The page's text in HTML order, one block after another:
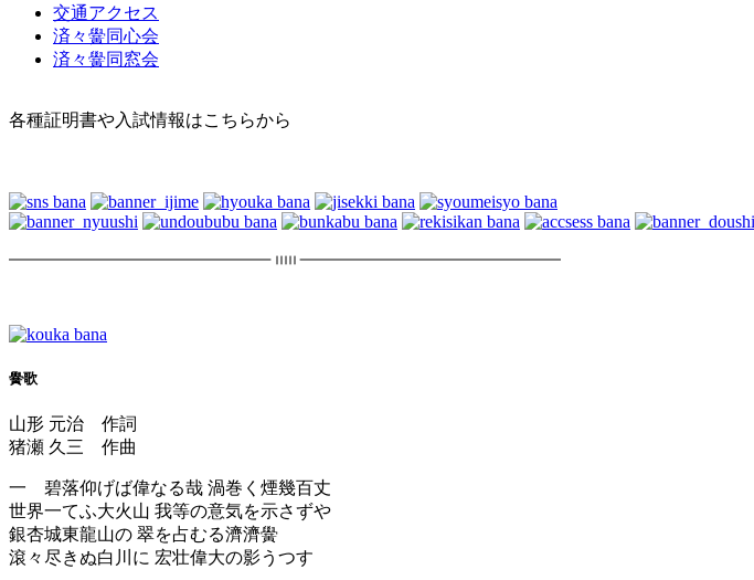
交通アクセス
済々黌同心会
済々黌同窓会
各種証明書や入試情報はこちらから
黌歌
山形 元治 作詞
猪瀬 久三 作曲
一 碧落仰げば偉なる哉 渦巻く煙幾百丈
世界一てふ大火山 我等の意気を示さずや
銀杏城東龍山の 翠を占むる濟濟黌
滾々尽きぬ白川に 宏壮偉大の影うつす